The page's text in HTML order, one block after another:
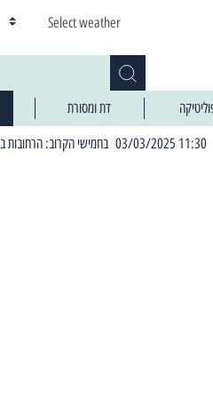
Select weather
דת ומסורת